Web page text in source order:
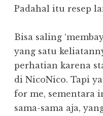
Padahal itu resep
Bisa saling
yang satu
perhatian karena
di NicoNico. Tapi
for me, sementara
sama-sama aja,